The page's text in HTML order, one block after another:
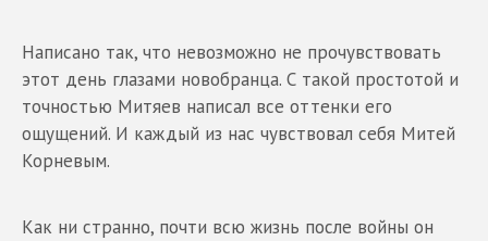
Написано так, что невозможно не прочувствовать
этот день глазами новобранца. С такой простотой и
точностью Митяев написал все оттенки его
ощущений. И каждый из нас чувствовал себя Митей
Корневым.
Как ни странно, почти всю жизнь после войны он